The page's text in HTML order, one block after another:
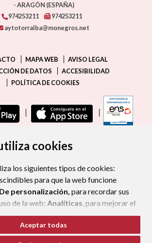
cookies
los siguientes tipos de cookies:
para que la web funcione
De personalización, para recordar sus
de la web; Analíticas, para mejorar el
la web y sus servicios.
el botón“Aceptar todas”
Aceptar todas
- ARAGÓN (ESPAÑA)
974253211
974253211
aytotorralba@monegros.net
MAPA WEB
AVISO LEGAL
DE DATOS
ACCESIBILIDAD
POLÍTICA DE COOKIES